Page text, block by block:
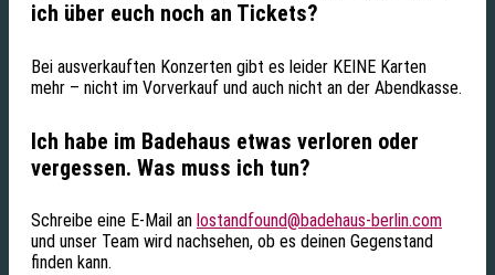
ich über euch noch an Tickets?
Bei ausverkauften Konzerten gibt es leider KEINE Karten
mehr – nicht im Vorverkauf und auch nicht an der Abendkasse.
Ich habe im Badehaus etwas verloren oder
vergessen. Was muss ich tun?
Schreibe eine E-Mail an lostandfound@badehaus-berlin.com
und unser Team wird nachsehen, ob es deinen Gegenstand
finden kann.